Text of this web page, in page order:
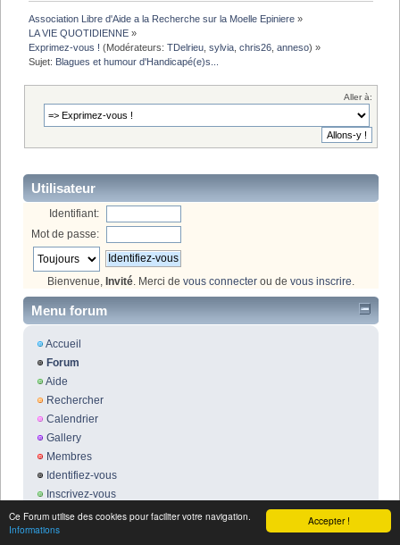
Accepter !
Ce Forum utilise des cookies pour faciliter votre navigation.
Informations
Association Libre d'Aide a la Recherche sur la Moelle Epiniere »
LA VIE QUOTIDIENNE »
Exprimez-vous ! (Modérateurs:TDelrieu ,sylvia ,chris26 ,anneso) »
Sujet: Blagues et humour d'Handicapé(e)s...
Aller à:
Utilisateur
Identifiant:
Mot de passe:
Bienvenue, Invité. Merci de vous connecter ou de vous inscrire.
Menu forum
Accueil
Forum
Aide
Rechercher
Calendrier
Gallery
Membres
Identifiez-vous
Inscrivez-vous
Soutenez-nous